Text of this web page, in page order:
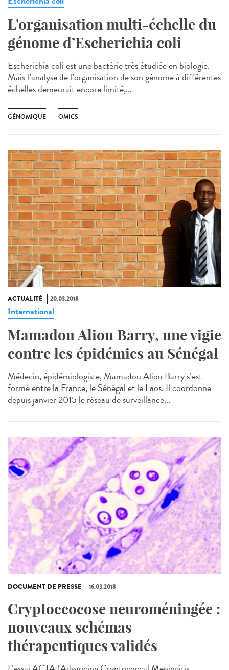
L'organisation multi-échelle du
génome d’Escherichia coli
Escherichia coli est une bactérie très étudiée en biologie.
Mais l’analyse de l’organisation de son génome à différentes
échelles demeurait encore limité,...
GÉNOMIQUE OMICS
ACTUALITÉ 20.03.2018
International
Mamadou Aliou Barry, une vigie
contre les épidémies au Sénégal
Médecin, épidémiologiste, Mamadou Aliou Barry s’est
formé entre la France, le Sénégal et le Laos. Il coordonne
depuis janvier 2015 le réseau de surveillance...
DOCUMENT DE PRESSE 16.03.2018
Cryptoccocose neuroméningée :
nouveaux schémas
thérapeutiques validés